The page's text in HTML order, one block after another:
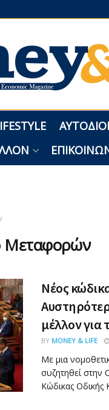
Μεταφορών
Νέος
μέλλον για
BY MONEY & LIFE
Με μια
συζητηθεί στην
Κώδικας Οδικής